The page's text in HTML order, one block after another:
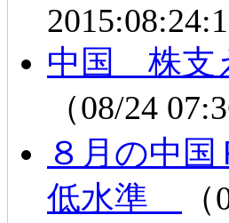
中国 株支
（08/24
８月の中
低水準